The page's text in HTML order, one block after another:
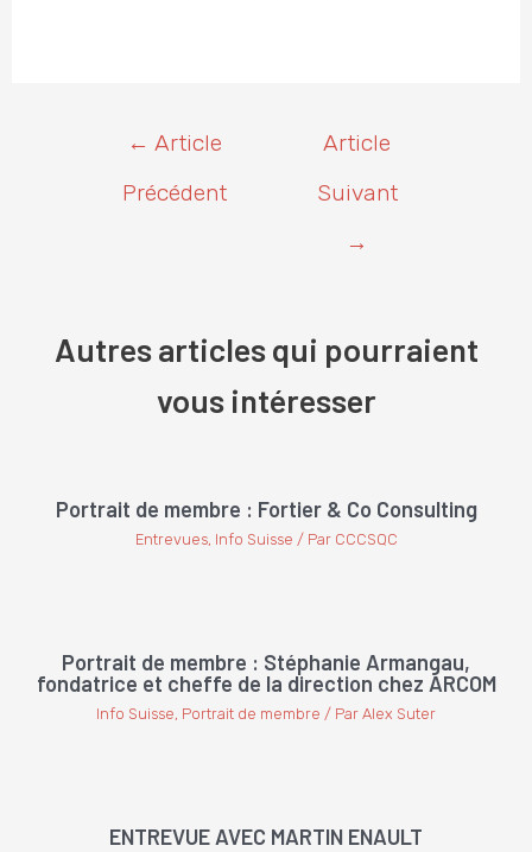
l’article
← Article
Précédent
Article
Suivant
→
Autres articles qui pourraient
vous intéresser
Portrait de membre : Fortier & Co Consulting
Entrevues, Info Suisse / Par CCCSQC
Portrait de membre : Stéphanie Armangau,
fondatrice et cheffe de la direction chez ARCOM
Info Suisse Portrait de membre / Par Alex Suter
ENTREVUE AVEC MARTIN ENAULT